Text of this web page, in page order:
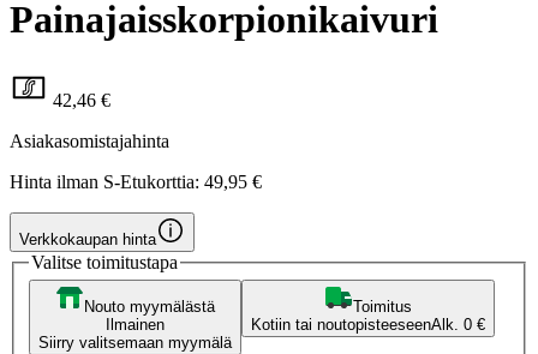
Painajaisskorpionikaivuri
42,46 €
Asiakasomistajahinta
Hinta ilman S-Etukorttia: 49,95 €
Verkkokaupan hinta
Valitse toimitustapa
Nouto myymälästä
Ilmainen
Siirry valitsemaan myymälä
Toimitus
Kotiin tai noutopisteeseenAlk. 0 €